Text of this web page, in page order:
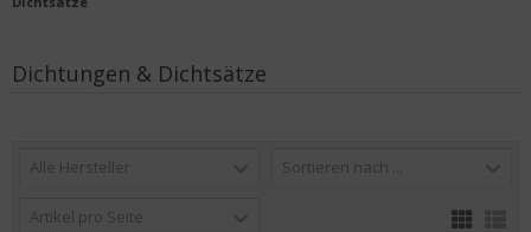
Dichtungen & Dichtsätze
Alle Hersteller Sortieren nach ...
Artikel pro Seite